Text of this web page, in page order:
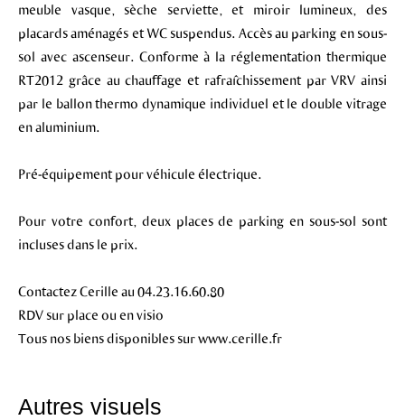
meuble vasque, sèche serviette, et miroir lumineux, des
placards aménagés et WC suspendus. Accès au parking en sous-
sol avec ascenseur. Conforme à la réglementation thermique
RT2012 grâce au chauffage et rafraîchissement par VRV ainsi
par le ballon thermo dynamique individuel et le double vitrage
en aluminium.
Pré-équipement pour véhicule électrique.
Pour votre confort, deux places de parking en sous-sol sont
incluses dans le prix.
Contactez Cerille au 04.23.16.60.80
RDV sur place ou en visio
Tous nos biens disponibles sur www.cerille.fr
Autres visuels